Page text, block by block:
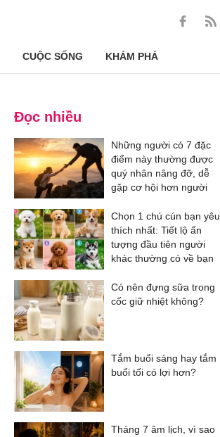
CUỘC SỐNG KHÁM PHÁ
Đọc nhiều
Những người có 7 đặc
điểm này thường được
quý nhân nâng đỡ, dễ
gặp cơ hội hơn người
Chọn 1 chú cún bạn yêu
thích nhất: Tiết lộ ấn
tượng đầu tiên người
khác thường có về bạn
Có nên đựng sữa trong
cốc giữ nhiệt không?
Tắm buổi sáng hay tắm
buổi tối có lợi hơn?
Tháng 7 âm lịch, vì sao